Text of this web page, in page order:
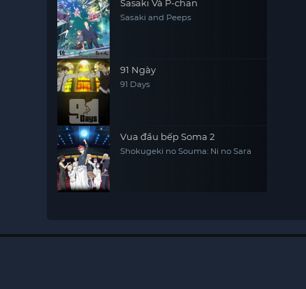
Sasaki Và P-chan
Sasaki and Peeps
91 Ngày
91 Days
Vua đầu bếp Soma 2
Shokugeki no Souma: Ni no Sara